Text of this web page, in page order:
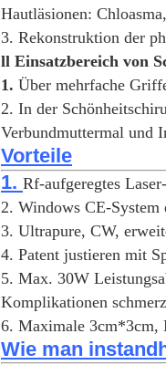
Hautläsionen:
3. Rekonstruktion der
ll Einsatzbereich von
1. Über mehrfache
2. In der
Verbundmuttermal und
Vorteile
1. Rf-aufgeregtes
2. Windows CE-System
3. Ultrapure, CW,
4. Patent justieren mit
5. Max. 30W
Komplikationen
6. Maximale 3cm*3cm,
Wie man